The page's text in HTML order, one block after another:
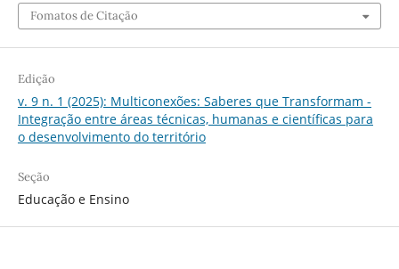
Fomatos de Citação
Edição
v. 9 n. 1 (2025): Multiconexões: Saberes que Transformam -
Integração entre áreas técnicas, humanas e científicas para
o desenvolvimento do território
Seção
Educação e Ensino